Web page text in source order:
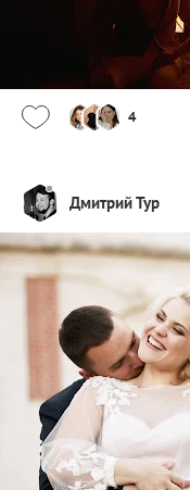
4
Дмитрий Тур